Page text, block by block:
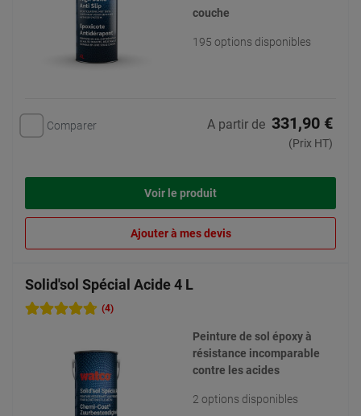
couche
195 options disponibles
Comparer A partir de 331,90 €
(Prix HT)
Voir le produit
Ajouter à mes devis
Solid'sol Spécial Acide 4 L
(4)
Peinture de sol époxy à
résistance incomparable
contre les acides
2 options disponibles